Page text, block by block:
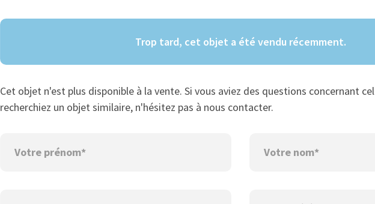
Trop tard, cet objet a été vendu récemment.
Cet objet n'est plus disponible à la vente. Si vous aviez des questions concernant
recherchiez un objet similaire, n'hésitez pas à nous contacter.